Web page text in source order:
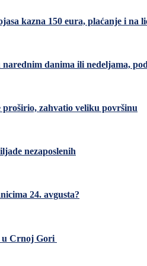
kazna 150 eura, plaćanje i na
danima ili nedeljama,
proširio, zahvatio veliku površinu
nezaposlenih
24. avgusta?
u Crnoj Gori